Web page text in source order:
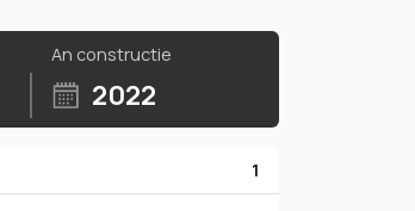
An constructie
2022
1